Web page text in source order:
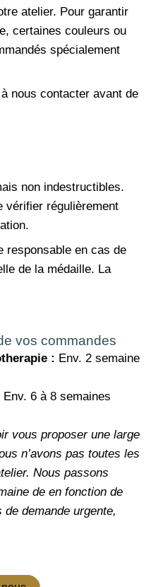
atelier. Pour garantir
certaines couleurs ou
spécialement
nous contacter avant de
non indestructibles.
vérifier régulièrement
responsable en cas de
de la médaille. La
vos commandes
: Env. 2 semaine
Env. 6 à 8 semaines
vous proposer une large
n’avons pas toutes les
Nous passons
de en fonction de
de demande urgente,